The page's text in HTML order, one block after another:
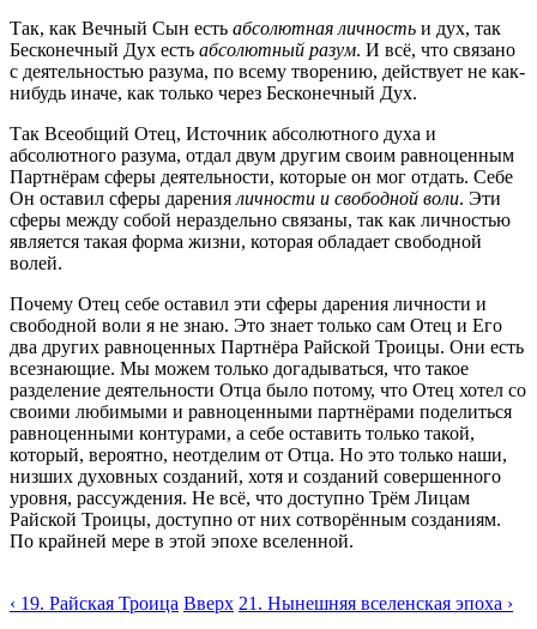
Так, как Вечный Сын есть абсолютная личность и дух, так
Бесконечный Дух есть абсолютный разум. И всё, что связано
с деятельностью разума, по всему творению, действует не как-
нибудь иначе, как только через Бесконечный Дух.
Так Всеобщий Отец, Источник абсолютного духа и
абсолютного разума, отдал двум другим своим равноценным
Партнёрам сферы деятельности, которые он мог отдать. Себе
Он оставил сферы дарения личности и свободной воли. Эти
сферы между собой нераздельно связаны, так как личностью
является такая форма жизни, которая обладает свободной
волей.
Почему Отец себе оставил эти сферы дарения личности и
свободной воли я не знаю. Это знает только сам Отец и Его
два других равноценных Партнёра Райской Троицы. Они есть
всезнающие. Мы можем только догадываться, что такое
разделение деятельности Отца было потому, что Отец хотел со
своими любимыми и равноценными партнёрами поделиться
равноценными контурами, а себе оставить только такой,
который, вероятно, неотделим от Отца. Но это только наши,
низших духовных созданий, хотя и созданий совершенного
уровня, рассуждения. Не всё, что доступно Трём Лицам
Райской Троицы, доступно от них сотворённым созданиям.
По крайней мере в этой эпохе вселенной.
‹ 19. Райская Троица Вверх 21. Нынешняя вселенская эпоха ›